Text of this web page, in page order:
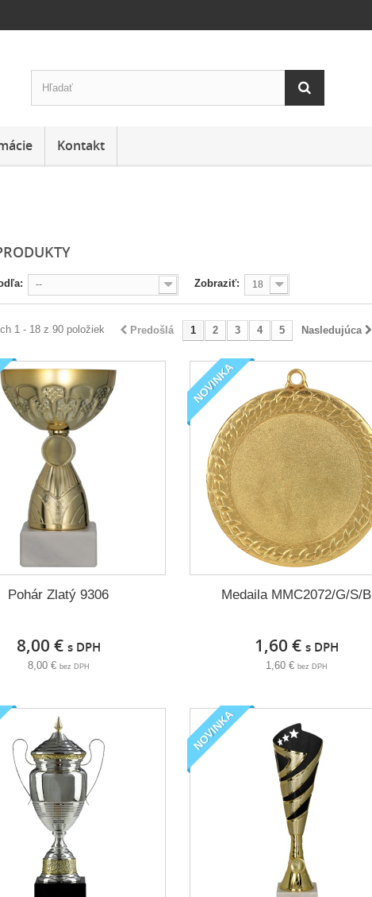
Kontakt
-- Zobraziť: 18
Predošlá 1 2 3 4 5 Nasledujúca
1 - 18 z 90 položiek
Pohár Zlatý 9306
8,00 € s DPH
8,00 € bez DPH
NOVINKA
Medaila MMC2072/G/S/B
1,60 € s DPH
1,60 € bez DPH
NOVINKA